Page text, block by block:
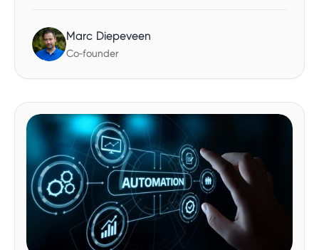
Marc Diepeveen
Co-founder